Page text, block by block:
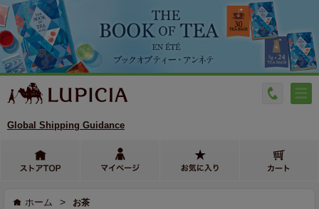
Global Shipping Guidance
ホーム > お茶